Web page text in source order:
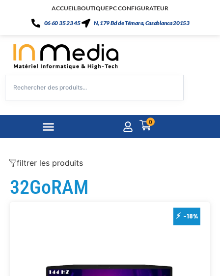
ACCUEILBOUTIQUEPC CONFIGURATEUR
06 60 35 23 45
N, 179 Bd de Témara, Casablanca 20153
0
filtrer les produits
32GoRAM
-18%